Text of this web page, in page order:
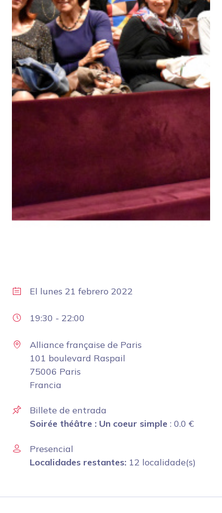
El lunes 21 febrero 2022
19:30 - 22:00
Alliance française de Paris
101 boulevard Raspail
75006 Paris
Francia
Billete de entrada
Soirée théâtre : Un coeur simple : 0.0 €
Presencial
Localidades restantes: 12 localidade(s)